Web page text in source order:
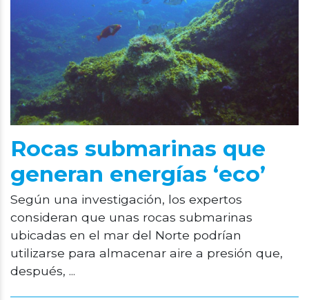
Rocas submarinas que
generan energías ‘eco’
Según una investigación, los expertos
consideran que unas rocas submarinas
ubicadas en el mar del Norte podrían
utilizarse para almacenar aire a presión que,
después, ...